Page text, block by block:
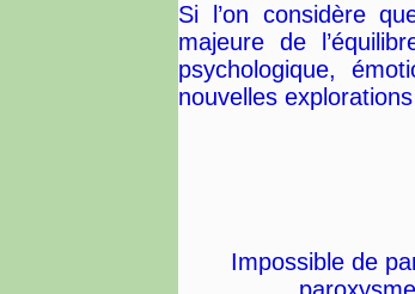
Si l’on considère
majeure de
psychologique,
nouvelles
Impossible de